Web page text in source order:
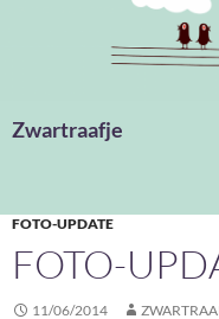
Zwartraafje
FOTO-UPDATE
FOTO-
11/06/2014